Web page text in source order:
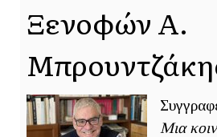
Ξενοφών Α.
Μια